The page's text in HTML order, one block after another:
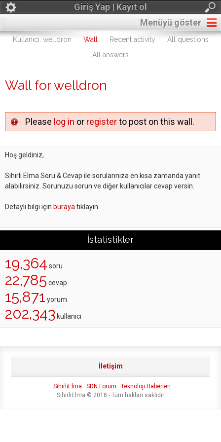
Giriş Yap | Kayıt ol
Menüyü göster
Kullanıcı: welldron Wall Recent activity
All questions
All answers
Wall for welldron
Please log in or registerto post on this wall.
Hoş geldiniz,
Sihirli Elma Soru & Cevap ile sorularınıza en kısa zamanda yanıt
alabilirsiniz. Sorunuzu sorun ve diğer kullanıcılar cevap versin.
Detaylı bilgi için buraya tıklayın.
İstatistikler
19,364 soru
22,785 cevap
15,871 yorum
202,343 kullanıcı
İletişim
SihirliElma SDN Forum
Teknoloji Haberleri
SihirliElma © 2018 - Tüm hakları saklıdır